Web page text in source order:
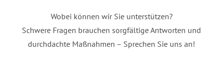
Wobei können wir Sie unterstützen?
Schwere Fragen brauchen sorgfältige Antworten und
durchdachte Maßnahmen – Sprechen Sie uns an!